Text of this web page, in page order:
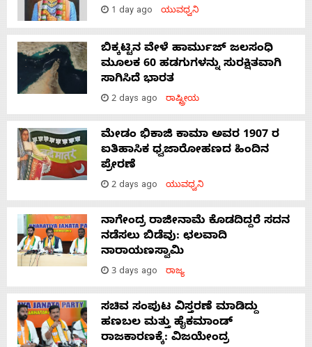
1 day ago ಯುವಧ್ವನಿ
ಬಿಕ್ಕಟ್ಟಿನ ವೇಳೆ ಹಾರ್ಮುಜ್ ಜಲಸಂಧಿ
ಮೂಲಕ 60 ಹಡಗುಗಳನ್ನು ಸುರಕ್ಷಿತವಾಗಿ
ಸಾಗಿಸಿದೆ ಭಾರತ
2 days ago ರಾಷ್ಟ್ರೀಯ
ಮೇಡಂ ಭಿಕಾಜಿ ಕಾಮಾ ಅವರ 1907 ರ
ಐತಿಹಾಸಿಕ ಧ್ವಜಾರೋಹಣದ ಹಿಂದಿನ
ಪ್ರೇರಣೆ
2 days ago ಯುವಧ್ವನಿ
ನಾಗೇಂದ್ರ ರಾಜೀನಾಮೆ ಕೊಡದಿದ್ದರೆ ಸದನ
ನಡೆಸಲು ಬಿಡೆವು: ಛಲವಾದಿ
ನಾರಾಯಣಸ್ವಾಮಿ
3 days ago ರಾಜ್ಯ
ಸಚಿವ ಸಂಪುಟ ವಿಸ್ತರಣೆ ಮಾಡಿದ್ದು
ಹಣಬಲ ಮತ್ತು ಹೈಕಮಾಂಡ್
ರಾಜಕಾರಣಕ್ಕೆ: ವಿಜಯೇಂದ್ರ